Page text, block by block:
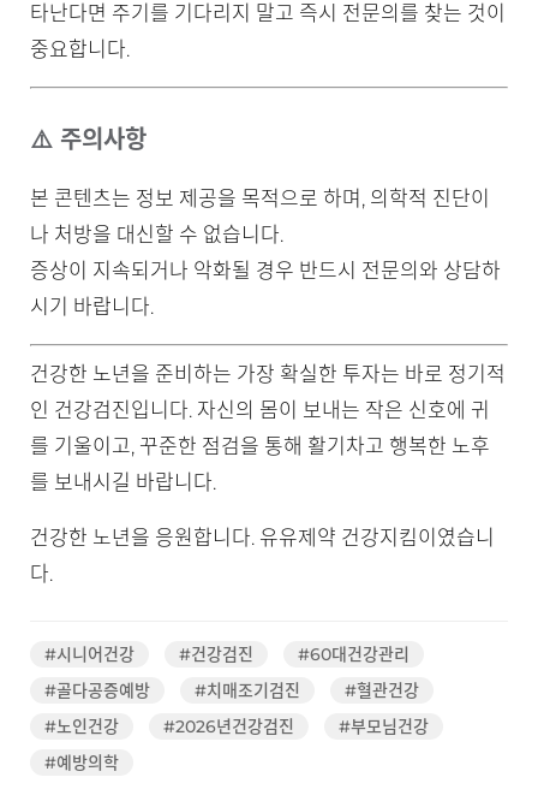
타난다면 주기를 기다리지 말고 즉시 전문의를 찾는 것이
중요합니다.
⚠️ 주의사항
본 콘텐츠는 정보 제공을 목적으로 하며, 의학적 진단이
나 처방을 대신할 수 없습니다.
증상이 지속되거나 악화될 경우 반드시 전문의와 상담하
시기 바랍니다.
건강한 노년을 준비하는 가장 확실한 투자는 바로 정기적
인 건강검진입니다. 자신의 몸이 보내는 작은 신호에 귀
를 기울이고, 꾸준한 점검을 통해 활기차고 행복한 노후
를 보내시길 바랍니다.
건강한 노년을 응원합니다. 유유제약 건강지킴이였습니
다.
#시니어건강 #건강검진
#60대건강관리
#골다공증예방
#치매조기검진
#혈관건강
#노인건강
#2026년건강검진
#부모님건강
#예방의학